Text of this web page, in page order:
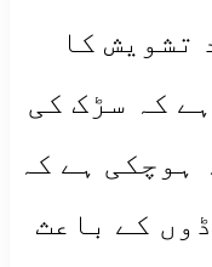
تشویش کا
کہ سڑک کی
ہوچکی ہے کہ
کے باعث